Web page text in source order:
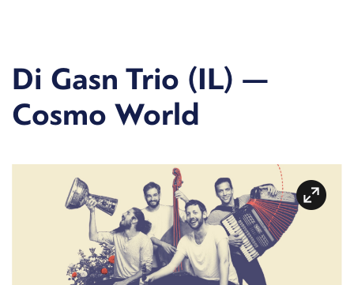
Di Gasn Trio (IL) —
Cosmo World